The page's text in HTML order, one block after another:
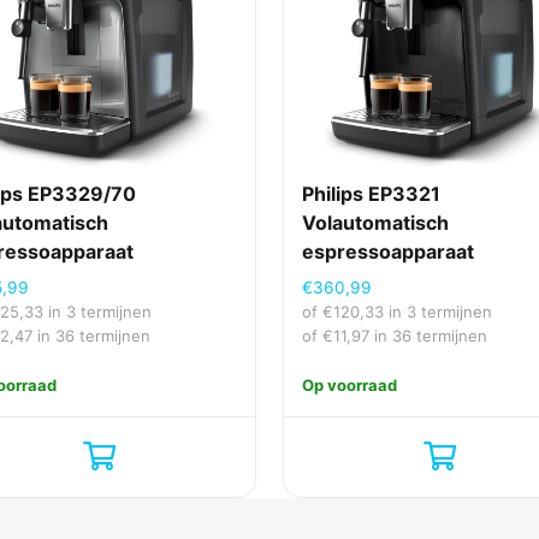
21 s
60 s
Roemenië
1 bar
Beker
50 Hz
220 - 240 V
EP3329/70
in 3 termijnen
in 36 termijnen
Philips EP3321
Volautomatisch
espressoapparaat
€360,99
of€120,33 in 3 termijnen
of€11,97 in 36 termijnen
Op voorraad